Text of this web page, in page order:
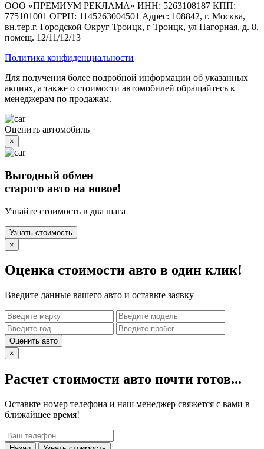
ООО «ПРЕМИУМ РЕКЛАМА» ИНН: 5263108187 КПП:
775101001 ОГРН: 1145263004501 Адрес: 108842, г. Москва,
вн.тер.г. Городской Округ Троицк, г Троицк, ул Нагорная, д. 8,
помещ. 12/11/12/13
Политика конфиденциальности
Для получения более подробной информации об указанных
акциях, а также о стоимости автомобилей обращайтесь к
менеджерам по продажам.
Оценить автомобиль
×
Выгодный обмен
старого авто на новое!
Узнайте стоимость в два шага
Узнать стоимость
×
Оценка стоимости авто в один клик!
Введите данные вашего авто и оставьте заявку
Оценить авто
×
Расчет стоимости авто почти готов...
Оставьте номер телефона и наш менеджер свяжется с вами в
ближайшее время!